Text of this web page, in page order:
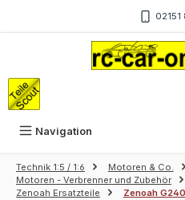
Navigation
Technik 1:5 / 1:6
Motoren & Co.
Motoren - Verbrenner und Zubehör
Zenoah Ersatzteile
Zenoah G240